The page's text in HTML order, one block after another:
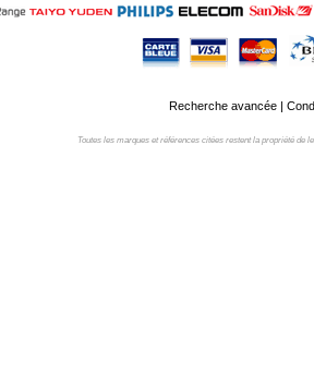
Recherche avancée|
Toutes les marques et références citées restent la propriété de